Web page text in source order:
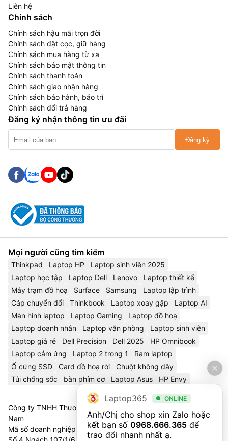
Liên hệ
Chính sách
Chính sách hậu mãi trọn đời
Chính sách đặt cọc, giữ hàng
Chính sách mua hàng từ xa
Chính sách bảo mật thông tin
Chính sách thanh toán
Chính sách giao nhận hàng
Chính sách bảo hành, bảo trì
Chính sách đổi trả hàng
Đăng ký nhận thông tin ưu đãi
Đăng ký
Mọi người cũng tìm kiếm
Thinkpad Laptop HP
Laptop sinh viên 2025
Laptop học tập
Laptop Dell Lenovo
Laptop thiết kế
Máy trạm đồ hoạ
Surface Samsung
Laptop lập trình
Cáp chuyển đổi
Thinkbook Laptop xoay gập
Laptop AI
Màn hình laptop
Laptop Gaming
Laptop đồ hoạ
Laptop doanh nhân
Laptop văn phòng
Laptop sinh viên
Laptop giá rẻ
Dell Precision Dell 2025
HP Omnibook
Laptop cảm ứng
Laptop 2 trong 1
Ram laptop
Ổ cứng SSD
Card đồ hoạ rời
Chuột không dây
Túi chống sốc
bàn phím cơ Laptop Asus HP Envy
Công ty TNHH Thương Mại Và Dịch Vụ Công Nghệ 365 Việt
Nam
Mã số doanh nghiệp 0111023179 - Sở Tài Chính TP. Hà Nội cấp
Laptop365 ONLINE
Anh/Chị cho shop xin Zalo hoặc
kết bạn số 0968.666.365 để
trao đổi nhanh nhất ạ.